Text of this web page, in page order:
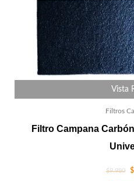
Vista
Filtros
Filtro Campana
$9.980 $